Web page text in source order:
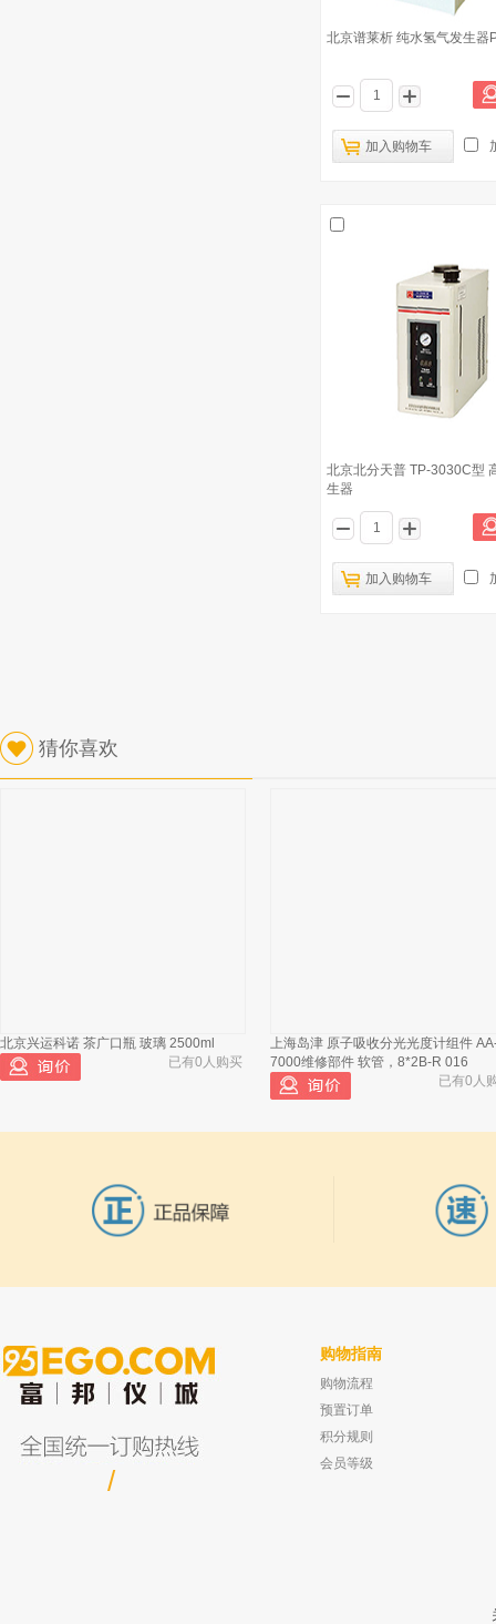
北京谱莱析 纯水氢气发生器
加入购物车
北京北分天普 TP-3030C型
生器
加入购物车
猜你喜欢
北京兴运科诺 茶广口瓶 玻璃 2500ml
已有0人购买
上海岛津 原子吸收分光光度计组件
7000维修部件 软管，8*2B-R 016
已有0人
坛墨质检 23-乙酰泽泻醇C ≥98% 20mg
已有0人购买
北京时代新维 TP308联氨分析仪
/
购物指南
购物流程
预置订单
积分规则
会员等级